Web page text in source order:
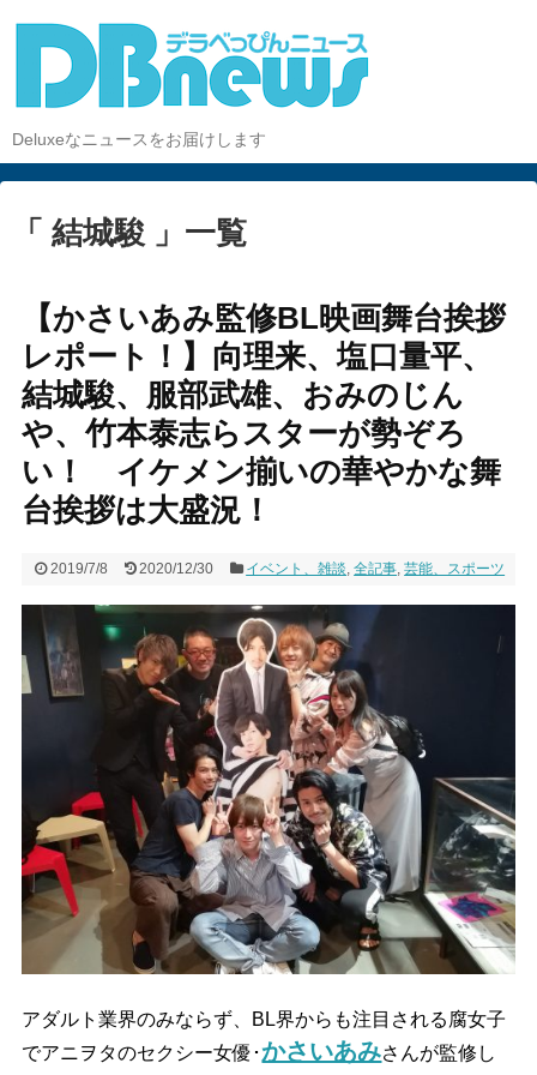
Deluxeなニュースをお届けします
「 結城駿 」一覧
【かさいあみ監修BL映画舞台挨拶
レポート！】向理来、塩口量平、
結城駿、服部武雄、おみのじん
や、竹本泰志らスターが勢ぞろ
い！ イケメン揃いの華やかな舞
台挨拶は大盛況！
2019/7/8 2020/12/30 イベント、雑談,全記事,芸能、スポーツ
アダルト業界のみならず、BL界からも注目される腐女子
でアニヲタのセクシー女優･かさいあみさんが監修し